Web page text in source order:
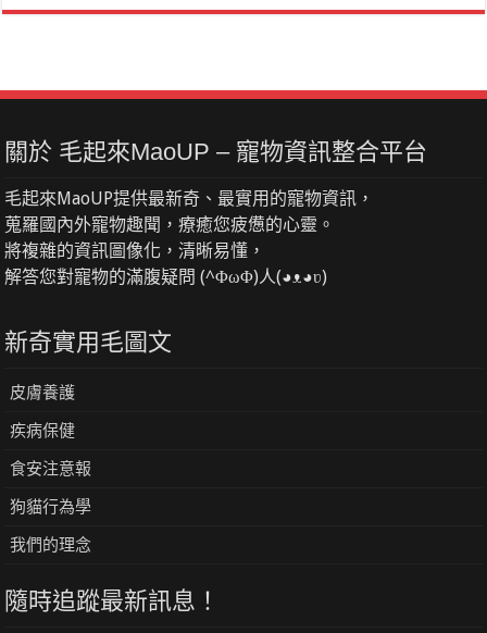
關於 毛起來MaoUP – 寵物資訊整合平台
毛起來MaoUP提供最新奇、最實用的寵物資訊，
蒐羅國內外寵物趣聞，療癒您疲憊的心靈。
將複雜的資訊圖像化，清晰易懂，
解答您對寵物的滿腹疑問 (^ΦωΦ)人(◕ᴥ◕ʋ)
新奇實用毛圖文
皮膚養護
疾病保健
食安注意報
狗貓行為學
我們的理念
隨時追蹤最新訊息！